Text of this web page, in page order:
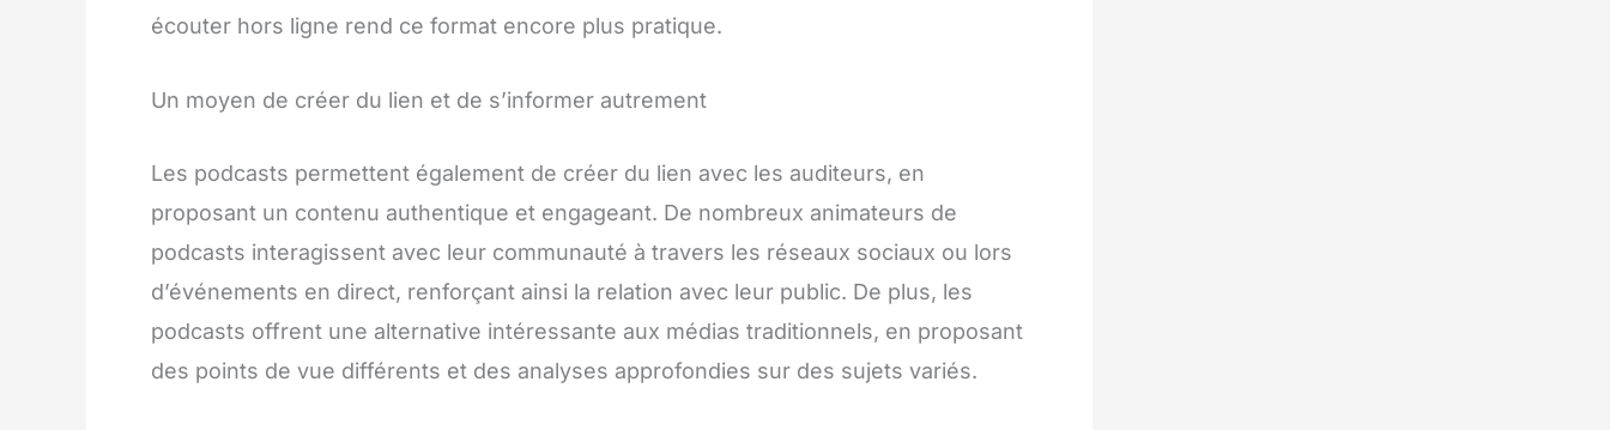
écouter hors ligne rend ce format encore plus pratique.
Un moyen de créer du lien et de s’informer autrement
Les podcasts permettent également de créer du lien avec les auditeurs, en
proposant un contenu authentique et engageant. De nombreux animateurs de
podcasts interagissent avec leur communauté à travers les réseaux sociaux ou lors
d’événements en direct, renforçant ainsi la relation avec leur public. De plus, les
podcasts offrent une alternative intéressante aux médias traditionnels, en proposant
des points de vue différents et des analyses approfondies sur des sujets variés.